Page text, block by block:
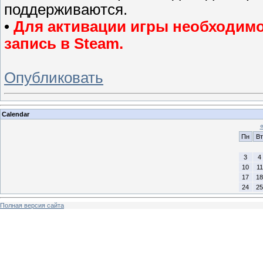
поддерживаются.
• Для активации игры
запись в Steam.
Опубликовать
Calendar
«
Пн
Вт
3
4
10
11
17
18
24
25
Полная версия сайта